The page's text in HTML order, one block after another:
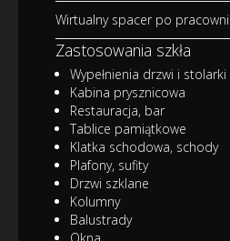
Wirtualny spacer po pracowni
Zastosowania szkła
Wypełnienia drzwi i stolarki
Kabina prysznicowa
Restauracja, bar
Tablice pamiątkowe
Klatka schodowa, schody
Plafony, sufity
Drzwi szklane
Kolumny
Balustrady
Okna